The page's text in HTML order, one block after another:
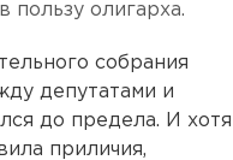
пользу олигарха.
собрания
депутатами и
до предела. И хотя
приличия,